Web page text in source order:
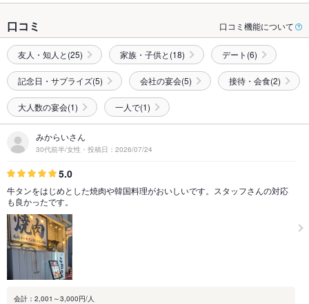
口コミ 口コミ機能について
友人・知人と(25) 家族・子供と(18) デート(6)
記念日・サプライズ(5) 会社の宴会(5) 接待・会食(2)
大人数の宴会(1) 一人で(1)
みからいさん
30代前半/女性・投稿日：2026/07/24
5.0
牛タンをはじめとした焼肉や韓国料理がおいしいです。スタッフさんの対応
も良かったです。
会計：2,001～3,000円/人